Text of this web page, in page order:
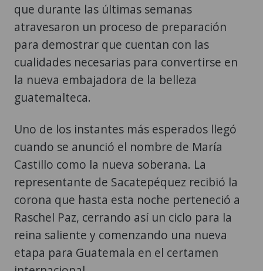
que durante las últimas semanas
atravesaron un proceso de preparación
para demostrar que cuentan con las
cualidades necesarias para convertirse en
la nueva embajadora de la belleza
guatemalteca.
Uno de los instantes más esperados llegó
cuando se anunció el nombre de María
Castillo como la nueva soberana. La
representante de Sacatepéquez recibió la
corona que hasta esta noche perteneció a
Raschel Paz, cerrando así un ciclo para la
reina saliente y comenzando una nueva
etapa para Guatemala en el certamen